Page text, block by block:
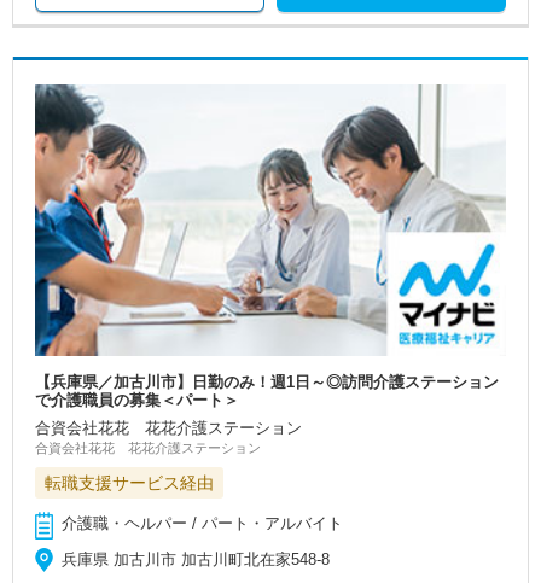
【兵庫県／加古川市】日勤のみ！週1日～◎訪問介護ステーション
で介護職員の募集＜パート＞
合資会社花花 花花介護ステーション
合資会社花花 花花介護ステーション
転職支援サービス経由
介護職・ヘルパー / パート・アルバイト
兵庫県 加古川市 加古川町北在家548-8